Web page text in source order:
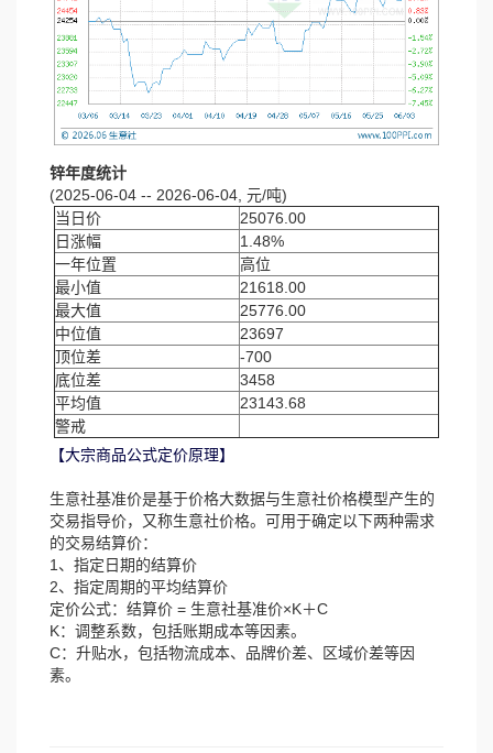
锌年度统计
(2025-06-04 -- 2026-06-04, 元/吨)
当日价
25076.00
日涨幅
1.48%
一年位置
高位
最小值
21618.00
最大值
25776.00
中位值
23697
顶位差
-700
底位差
3458
平均值
23143.68
警戒
【大宗商品公式定价原理】
生意社基准价是基于价格大数据与生意社价格模型产生的
交易指导价，又称生意社价格。可用于确定以下两种需求
的交易结算价：
1、指定日期的结算价
2、指定周期的平均结算价
定价公式：结算价 = 生意社基准价×K＋C
K：调整系数，包括账期成本等因素。
C：升贴水，包括物流成本、品牌价差、区域价差等因
素。